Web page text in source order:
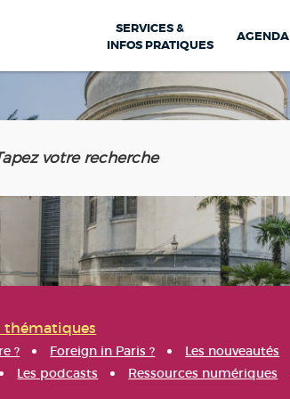
SERVICES &
INFOS PRATIQUES
AGENDA
thématiques
? Foreign in Paris ? Les nouveautés
Les podcasts Ressources numériques